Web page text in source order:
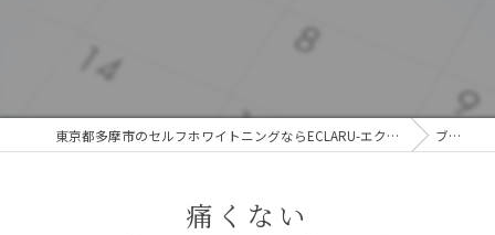
東京都多摩市のセルフホワイトニングならECLARU-エクラル- ブログ
痛くない